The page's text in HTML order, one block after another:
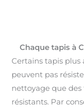
Chaque tapis à
Certains tapis plus
peuvent pas
nettoyage que
résistants. Par